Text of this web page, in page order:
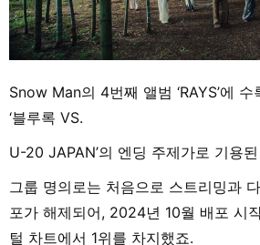
Snow Man의 4번째 앨범 ‘RAYS’에
‘블루록 VS.
U-20 JAPAN’의 엔딩 주제가로 기용된
그룹 명의로는 처음으로 스트리밍과
포가 해제되어, 2024년 10월 배포 시
털 차트에서 1위를 차지했죠.